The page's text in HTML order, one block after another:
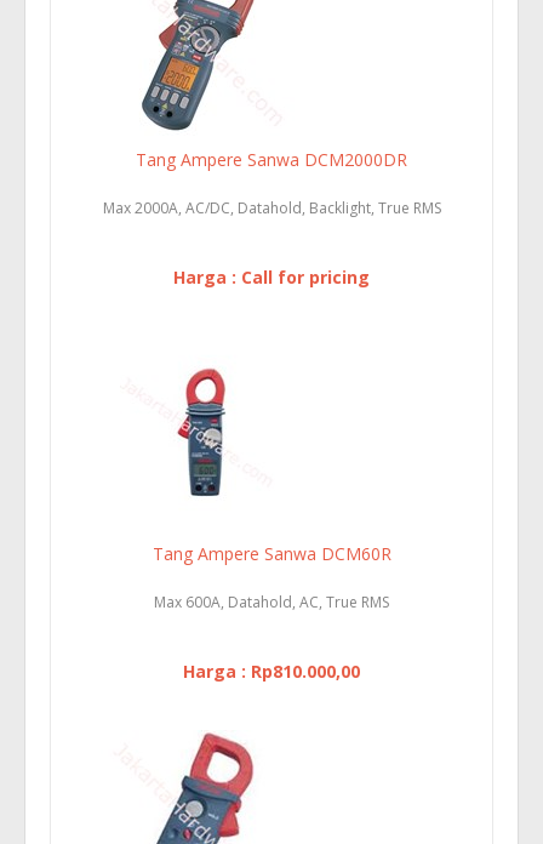
Tang Ampere Sanwa DCM2000DR
Max 2000A, AC/DC, Datahold, Backlight, True RMS
Harga : Call for pricing
Tang Ampere Sanwa DCM60R
Max 600A, Datahold, AC, True RMS
Harga : Rp810.000,00